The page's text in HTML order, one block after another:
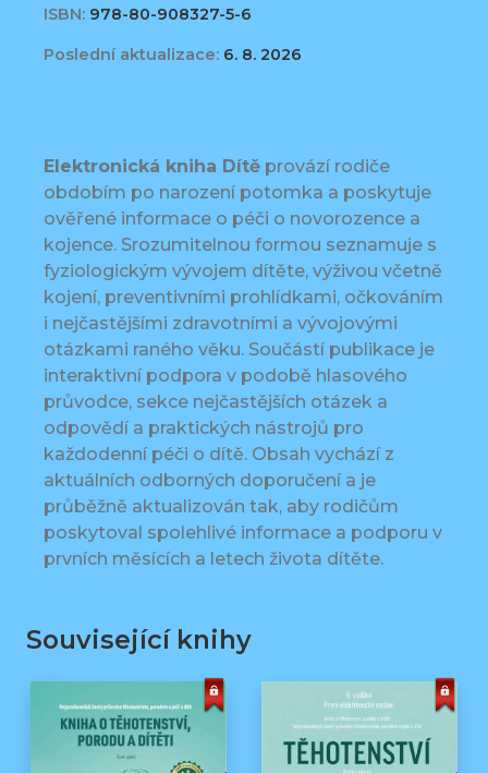
ISBN: 978-80-908327-5-6
Poslední aktualizace: 6. 8. 2026
Elektronická kniha Dítě provází rodiče
obdobím po narození potomka a poskytuje
ověřené informace o péči o novorozence a
kojence. Srozumitelnou formou seznamuje s
fyziologickým vývojem dítěte, výživou včetně
kojení, preventivními prohlídkami, očkováním
i nejčastějšími zdravotními a vývojovými
otázkami raného věku. Součástí publikace je
interaktivní podpora v podobě hlasového
průvodce, sekce nejčastějších otázek a
odpovědí a praktických nástrojů pro
každodenní péči o dítě. Obsah vychází z
aktuálních odborných doporučení a je
průběžně aktualizován tak, aby rodičům
poskytoval spolehlivé informace a podporu v
prvních měsících a letech života dítěte.
Související knihy